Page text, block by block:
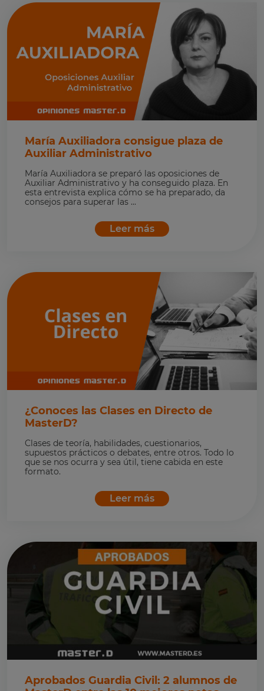
María Auxiliadora consigue plaza de
Auxiliar Administrativo
María Auxiliadora se preparó las oposiciones de
Auxiliar Administrativo y ha conseguido plaza. En
esta entrevista explica cómo se ha preparado, da
consejos para superar las ...
Leer más
¿Conoces las Clases en Directo de
MasterD?
Clases de teoría, habilidades, cuestionarios,
supuestos prácticos o debates, entre otros. Todo lo
que se nos ocurra y sea útil, tiene cabida en este
formato.
Leer más
Aprobados Guardia Civil: 2 alumnos de